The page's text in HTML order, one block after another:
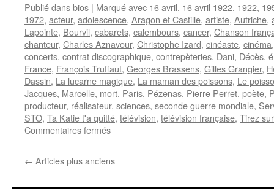
Publié dansbios | Marqué avec 16 avril, 16 avril 1922, 1922,
1972, acteur, adolescence, Aragon et Castille, artiste, Autriche,
Lapointe, Bourvil, cabarets, calembours, cancer, Chanson
chanteur, Charles Aznavour, Christophe Izard, cinéaste, cinéma
concerts, contrat discographique, contrepèteries, Dani, Décès,
France, François Truffaut, Georges Brassens, Gilles Grangier,
Dassin, La lucarne magique, La maman des poissons, Le
Jacques, Marcelle, mort, Paris, Pézenas, Pierre Perret, poète,
producteur, réalisateur, sciences, seconde guerre mondiale,
STO, Ta Katie t'a quitté, télévision, télévision française, Tirez
Commentaires ferméssur
← Articles plus anciens